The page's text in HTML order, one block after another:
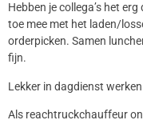
Hebben je collega’s het
toe mee met het laden/
orderpicken. Samen
fijn.
Lekker in dagdienst
Als reachtruckchauffeur